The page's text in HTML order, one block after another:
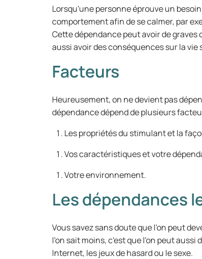
Lorsqu'une personne éprouve un
comportement afin de se calmer, par
Cette dépendance peut avoir de
aussi avoir des conséquences sur la
Facteurs
Heureusement, on ne devient pas
dépendance dépend de plusieurs
Les propriétés du stimulant et la
Vos caractéristiques et votre
Votre environnement.
Les dépendances
Vous savez sans doute que l'on peut
l'on sait moins, c'est que l'on peut
Internet, les jeux de hasard ou le sexe.